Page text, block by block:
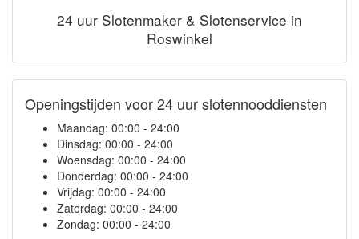
24 uur Slotenmaker & Slotenservice in
Roswinkel
Openingstijden voor 24 uur slotennooddiensten
Maandag: 00:00 - 24:00
Dinsdag: 00:00 - 24:00
Woensdag: 00:00 - 24:00
Donderdag: 00:00 - 24:00
Vrijdag: 00:00 - 24:00
Zaterdag: 00:00 - 24:00
Zondag: 00:00 - 24:00